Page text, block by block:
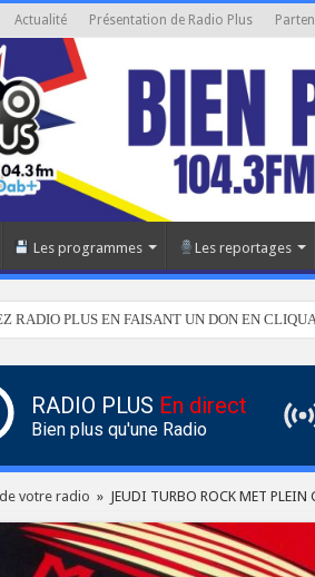
Actualité Présentation de Radio Plus
Les programmes Les reportages
RADIO PLUS EN FAISANT UN DON EN
RADIO PLUS En direct
Bien plus qu'une Radio
votre radio » JEUDI TURBO ROCK MET PLEIN